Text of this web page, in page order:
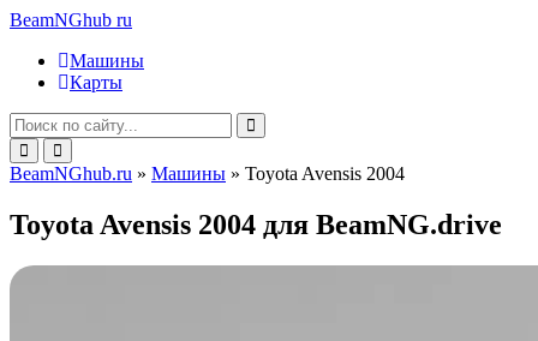
BeamNGhub ru
Машины
Карты
BeamNGhub.ru » Машины » Toyota Avensis 2004
Toyota Avensis 2004 для BeamNG.drive